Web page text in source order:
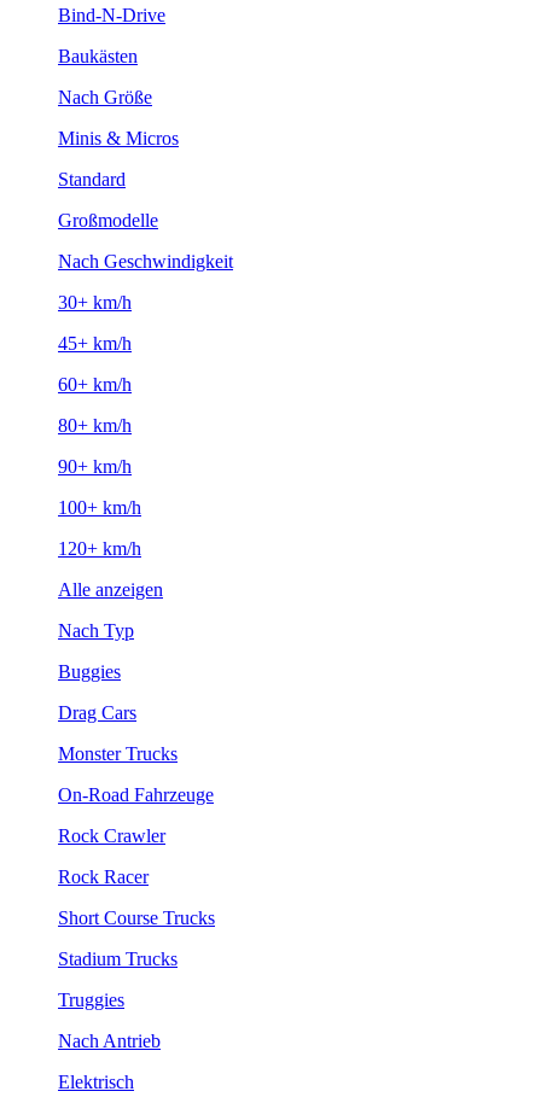
Bind-N-Drive
Baukästen
Nach Größe
Minis & Micros
Standard
Großmodelle
Nach Geschwindigkeit
30+ km/h
45+ km/h
60+ km/h
80+ km/h
90+ km/h
100+ km/h
120+ km/h
Alle anzeigen
Nach Typ
Buggies
Drag Cars
Monster Trucks
On-Road Fahrzeuge
Rock Crawler
Rock Racer
Short Course Trucks
Stadium Trucks
Truggies
Nach Antrieb
Elektrisch